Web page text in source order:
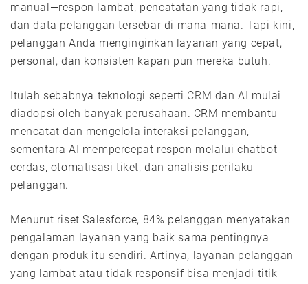
manual—respon lambat, pencatatan yang tidak rapi,
dan data pelanggan tersebar di mana-mana. Tapi kini,
pelanggan Anda menginginkan layanan yang cepat,
personal, dan konsisten kapan pun mereka butuh.
Itulah sebabnya teknologi seperti CRM dan AI mulai
diadopsi oleh banyak perusahaan. CRM membantu
mencatat dan mengelola interaksi pelanggan,
sementara AI mempercepat respon melalui chatbot
cerdas, otomatisasi tiket, dan analisis perilaku
pelanggan.
Menurut riset Salesforce, 84% pelanggan menyatakan
pengalaman layanan yang baik sama pentingnya
dengan produk itu sendiri. Artinya, layanan pelanggan
yang lambat atau tidak responsif bisa menjadi titik